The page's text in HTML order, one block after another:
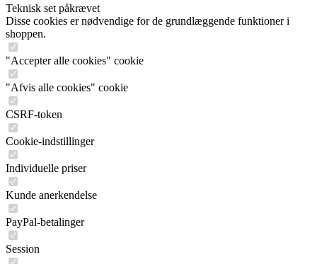
Teknisk set påkrævet
Disse cookies er nødvendige for de grundlæggende funktioner i
shoppen.
"Accepter alle cookies" cookie
"Afvis alle cookies" cookie
CSRF-token
Cookie-indstillinger
Individuelle priser
Kunde anerkendelse
PayPal-betalinger
Session